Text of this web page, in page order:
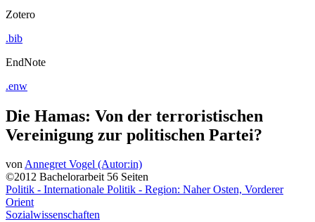
Zotero
.bib
EndNote
.enw
Die Hamas: Von der terroristischen
Vereinigung zur politischen Partei?
vonAnnegret Vogel (Autor:in)
©2012 Bachelorarbeit 56 Seiten
Politik - Internationale Politik - Region: Naher Osten, Vorderer
Orient
Sozialwissenschaften